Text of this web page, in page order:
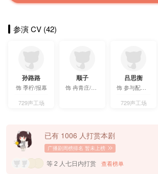
参演 CV (42)
孙路路
饰季柠/报幕
729声工场
顺子
饰冉青庄/报幕
吕思衡
饰参与配音/高伟
729声工场
已有 1006 人打赏本剧
广播剧周榜排名 暂未上榜
等 2 人七日内打赏 查看榜单